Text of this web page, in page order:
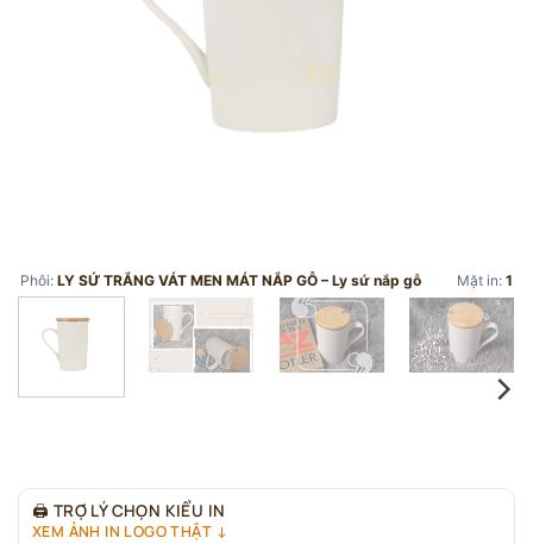
Phôi: LY SỨ TRẮNG VÁT MEN MÁT NẮP GỖ – Ly sứ nắp gỗ Mặt in: 1
🖨 TRỢ LÝ CHỌN KIỂU IN
XEM ẢNH IN LOGO THẬT ↓